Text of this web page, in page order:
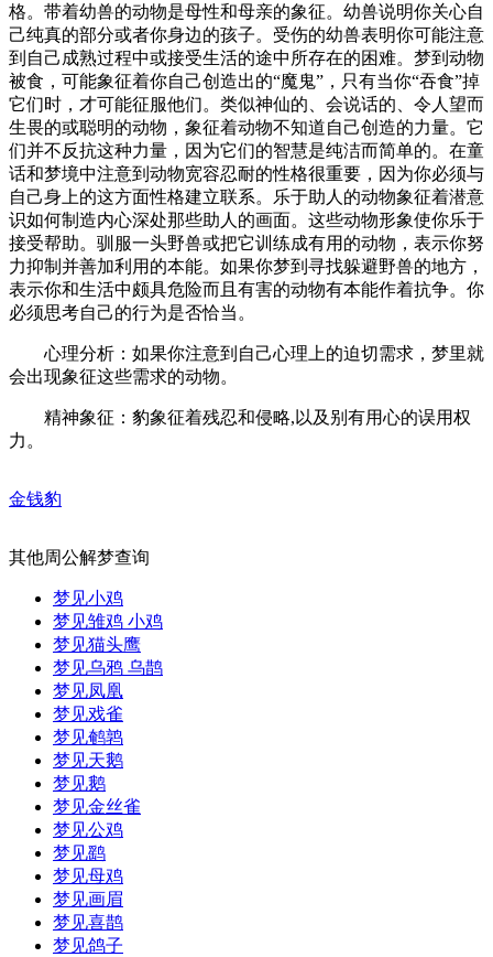
格。带着幼兽的动物是母性和母亲的象征。幼兽说明你关心自
己纯真的部分或者你身边的孩子。受伤的幼兽表明你可能注意
到自己成熟过程中或接受生活的途中所存在的困难。梦到动物
被食，可能象征着你自己创造出的“魔鬼”，只有当你“吞食”掉
它们时，才可能征服他们。类似神仙的、会说话的、令人望而
生畏的或聪明的动物，象征着动物不知道自己创造的力量。它
们并不反抗这种力量，因为它们的智慧是纯洁而简单的。在童
话和梦境中注意到动物宽容忍耐的性格很重要，因为你必须与
自己身上的这方面性格建立联系。乐于助人的动物象征着潜意
识如何制造内心深处那些助人的画面。这些动物形象使你乐于
接受帮助。驯服一头野兽或把它训练成有用的动物，表示你努
力抑制并善加利用的本能。如果你梦到寻找躲避野兽的地方，
表示你和生活中颇具危险而且有害的动物有本能作着抗争。你
必须思考自己的行为是否恰当。
心理分析：如果你注意到自己心理上的迫切需求，梦里就
会出现象征这些需求的动物。
精神象征：豹象征着残忍和侵略,以及别有用心的误用权
力。
金钱豹
其他周公解梦查询
梦见小鸡
梦见雏鸡 小鸡
梦见猫头鹰
梦见乌鸦 乌鹊
梦见凤凰
梦见戏雀
梦见鹌鹑
梦见天鹅
梦见鹅
梦见金丝雀
梦见公鸡
梦见鹞
梦见母鸡
梦见画眉
梦见喜鹊
梦见鸽子